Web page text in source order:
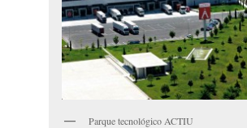
Parque tecnológico ACTIU